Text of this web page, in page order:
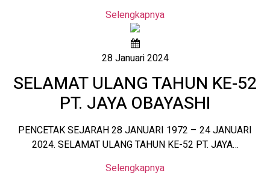
Selengkapnya
28 Januari 2024
SELAMAT ULANG TAHUN KE-52
PT. JAYA OBAYASHI
PENCETAK SEJARAH 28 JANUARI 1972 – 24 JANUARI
2024. SELAMAT ULANG TAHUN KE-52 PT. JAYA…
Selengkapnya